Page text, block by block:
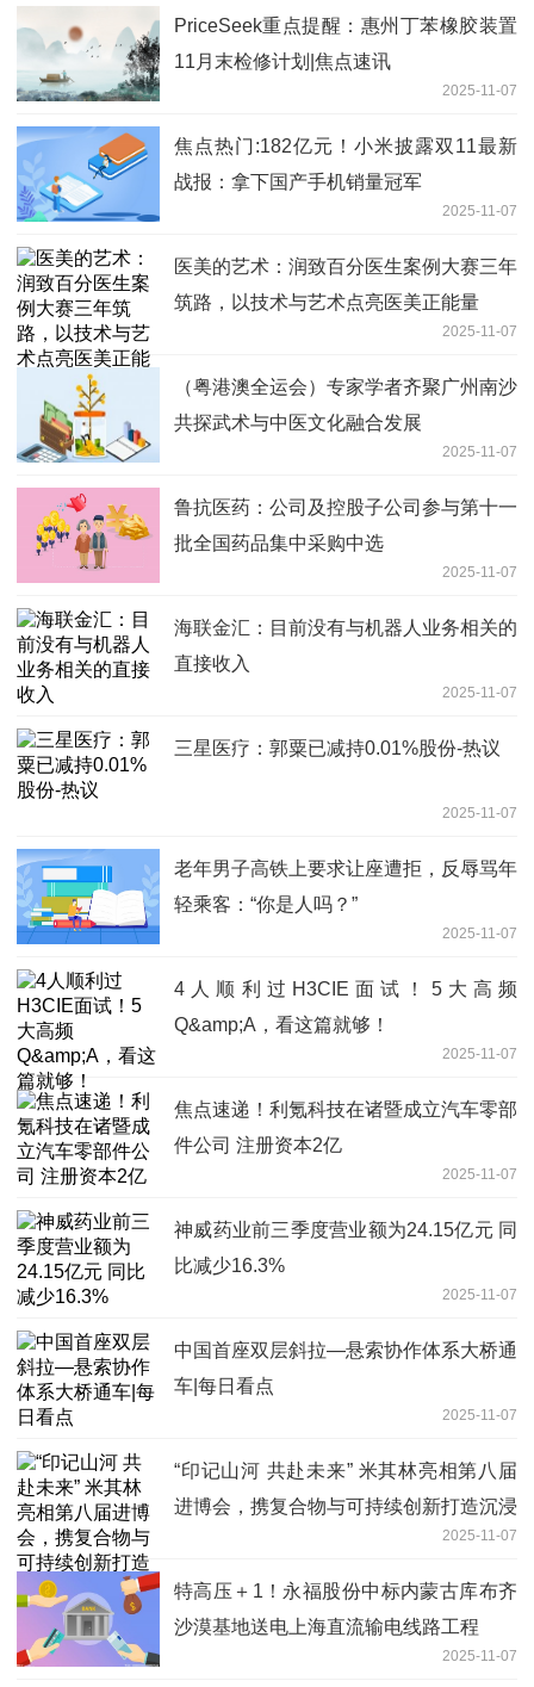
PriceSeek重点提醒：惠州丁苯橡胶装置
11月末检修计划|焦点速讯
2025-11-07
焦点热门:182亿元！小米披露双11最新
战报：拿下国产手机销量冠军
2025-11-07
医美的艺术：润致百分医生案例大赛三年
筑路，以技术与艺术点亮医美正能量
2025-11-07
（粤港澳全运会）专家学者齐聚广州南沙
共探武术与中医文化融合发展
2025-11-07
鲁抗医药：公司及控股子公司参与第十一
批全国药品集中采购中选
2025-11-07
海联金汇：目前没有与机器人业务相关的
直接收入
2025-11-07
三星医疗：郭粟已减持0.01%股份-热议
2025-11-07
老年男子高铁上要求让座遭拒，反辱骂年
轻乘客：“你是人吗？”
2025-11-07
4人顺利过H3CIE面试！5大高频
Q&amp;A，看这篇就够！
2025-11-07
焦点速递！利氪科技在诸暨成立汽车零部
件公司 注册资本2亿
2025-11-07
神威药业前三季度营业额为24.15亿元 同
比减少16.3%
2025-11-07
中国首座双层斜拉—悬索协作体系大桥通
车|每日看点
2025-11-07
“印记山河 共赴未来” 米其林亮相第八届
进博会，携复合物与可持续创新打造沉浸
2025-11-07
特高压＋1！永福股份中标内蒙古库布齐
沙漠基地送电上海直流输电线路工程
2025-11-07